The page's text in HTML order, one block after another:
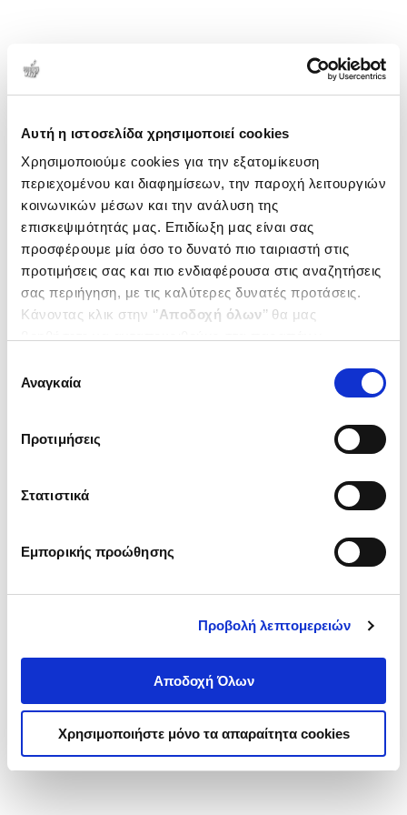
Αυτή η ιστοσελίδα χρησιμοποιεί cookies
Χρησιμοποιούμε cookies για την εξατομίκευση
περιεχομένου και διαφημίσεων, την παροχή λειτουργιών
κοινωνικών μέσων και την ανάλυση της
επισκεψιμότητάς μας. Επιδίωξη μας είναι σας
προσφέρουμε μία όσο το δυνατό πιο ταιριαστή στις
προτιμήσεις σας και πιο ενδιαφέρουσα στις αναζητήσεις
σας περιήγηση, με τις καλύτερες δυνατές προτάσεις.
Κάνοντας κλικ στην ‘’Αποδοχή όλων’’ θα μας
ενδιαφέρουν και να επιλέξετε από τα παρακάτω με την
΄΄και να ενημερωθείτε σχετικά με
συγκατάθεσης
Αναγκαία
Προτιμήσεις
Στατιστικά
Εμπορικής προώθησης
Προβολή λεπτομερειών
Αποδοχή Όλων
Χρησιμοποιήστε μόνο τα απαραίτητα cookies